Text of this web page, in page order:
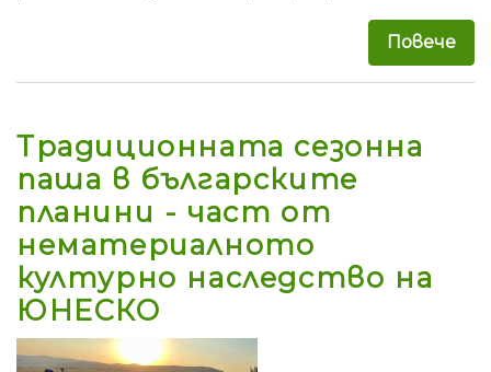
Повече
Традиционната сезонна
паша в българските
планини - част от
нематериалното
културно наследство на
ЮНЕСКО